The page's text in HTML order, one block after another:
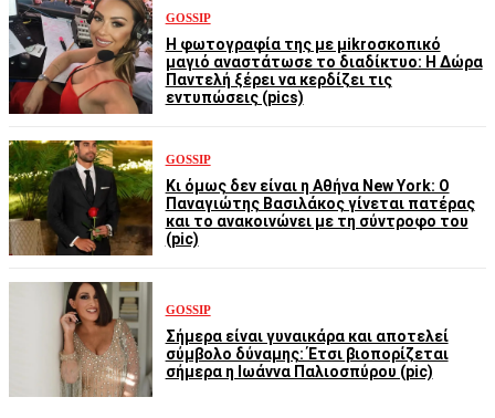
GOSSIP
Η φωτογραφία της με μikroσκοπικό
μαγιό αναστάτωσε το διαδίκτυο: Η Δώρα
Παντελή ξέρει να κερδίζει τις
εντυπώσεις (pics)
GOSSIP
Κι όμως δεν είναι η Αθήνα New York: Ο
Παναγιώτης Βασιλάκος γίνεται πατέρας
και το ανακοινώνει με τη σύντροφο του
(pic)
GOSSIP
Σήμερα είναι γυναικάρα και αποτελεί
σύμβολο δύναμης: Έτσι βιοπορίζεται
σήμερα η Ιωάννα Παλιοσπύρου (pic)